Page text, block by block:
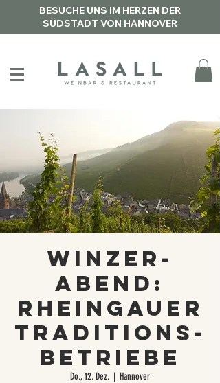
BESUCHE UNS IM HERZEN DER
SÜDSTADT VON HANNOVER
Winzer-
abend:
Rheingauer
Traditions-
betriebe
Do., 12. Dez.
  |
Hannover